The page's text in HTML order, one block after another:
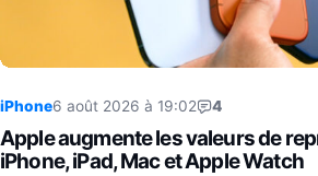
iPhone6 août 2026 à 19:02 4
Apple augmente les valeurs de
iPhone, iPad, Mac et Apple Watch